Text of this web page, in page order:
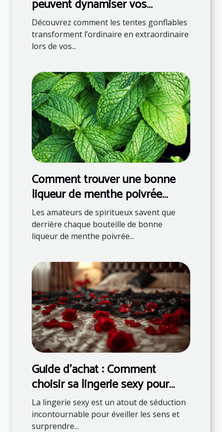
peuvent dynamiser vos
événements
Découvrez comment les tentes gonflables
transforment l’ordinaire en extraordinaire
lors de vos...
Comment trouver une bonne
liqueur de menthe poivrée
française ?
Les amateurs de spiritueux savent que
derrière chaque bouteille de bonne
liqueur de menthe poivrée...
Guide d'achat : Comment
choisir sa lingerie sexy pour
surprendre son partenaire
La lingerie sexy est un atout de séduction
incontournable pour éveiller les sens et
surprendre...